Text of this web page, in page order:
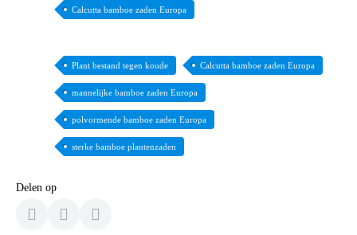
Calcutta bamboe zaden Europa
Plant bestand tegen koude Calcutta bamboe zaden Europa
mannelijke bamboe zaden Europa
polvormende bamboe zaden Europa
sterke bamboe plantenzaden
Delen op